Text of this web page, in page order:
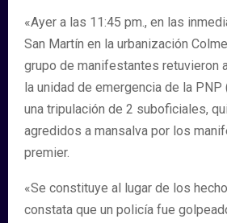
«Ayer a las 11:45 pm., en las
San Martín en la urbanización
grupo de manifestantes retuvieron
la unidad de emergencia de la
una tripulación de 2 suboficiales,
agredidos a mansalva por los
premier.
«Se constituye al lugar de los
constata que un policía fue